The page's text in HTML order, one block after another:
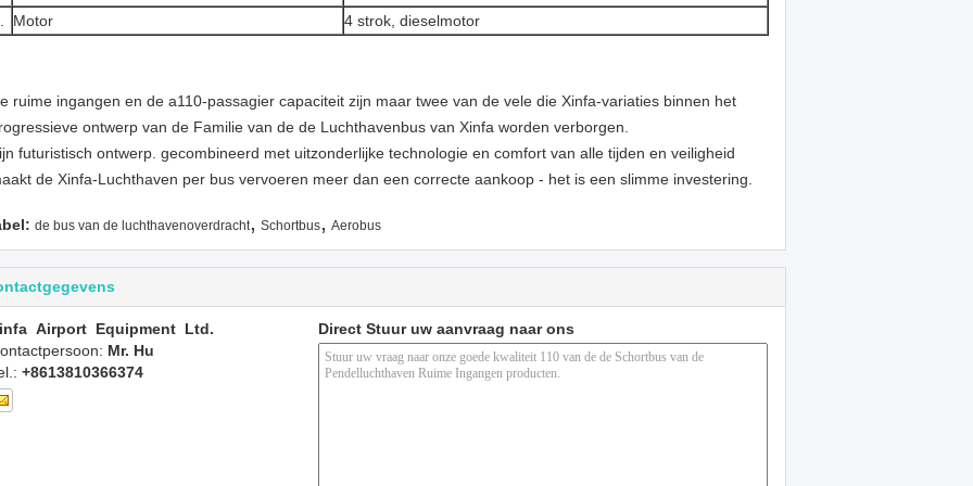
Motor 4 strok, dieselmotor
ruime ingangen en de a110-passagier capaciteit zijn maar twee van de vele die Xinfa-variaties binnen het
ontwerp van de Familie van de de Luchthavenbus van Xinfa worden verborgen.
futuristisch ontwerp. gecombineerd met uitzonderlijke technologie en comfort van alle tijden en veiligheid
de Xinfa-Luchthaven per bus vervoeren meer dan een correcte aankoop - het is een slimme investering.
de bus van de luchthavenoverdracht, Schortbus, Aerobus
Airport Equipment Ltd.
Mr. Hu
+8613810366374
Direct Stuur uw aanvraag naar ons